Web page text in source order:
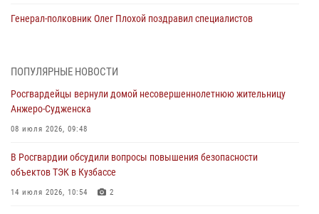
Генерал-полковник Олег Плохой поздравил специалистов
07 августа 2026, 05:32
С 1 сентября 2026 года вступает в силу новый федеральный закон о
частной охранной деятельности
06 августа 2026, 10:19
Росгвардейцы задержали предполагаемого виновника причинения
ножевого ранения кемеровчанину
06 августа 2026, 09:18
ПОПУЛЯРНЫЕ НОВОСТИ
Росгвардейцы вернули домой несовершеннолетнюю жительницу
Анжеро-Судженска
08 июля 2026, 09:48
В Росгвардии обсудили вопросы повышения безопасности
объектов ТЭК в Кузбассе
14 июля 2026, 10:54 2